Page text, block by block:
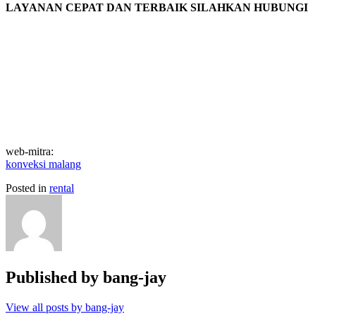
LAYANAN CEPAT DAN TERBAIK SILAHKAN HUBUNGI
web-mitra:
konveksi malang
Posted in rental
Published by bang-jay
View all posts by bang-jay